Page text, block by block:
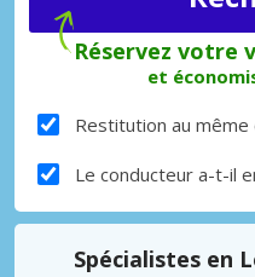
Réservez votre
et
Restitution au
Le conducteur a-t-il
Spécialistes en